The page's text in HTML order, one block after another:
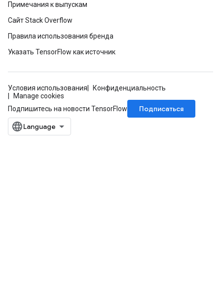
Примечания к выпускам
Сайт Stack Overflow
Правила использования бренда
Указать TensorFlow как источник
Условия использования
Конфиденциальность
Manage cookies
Подпишитесь на новости TensorFlow
Подписаться